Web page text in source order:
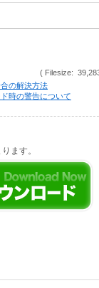
( Filesize:
の解決方法
時の警告について
ます。